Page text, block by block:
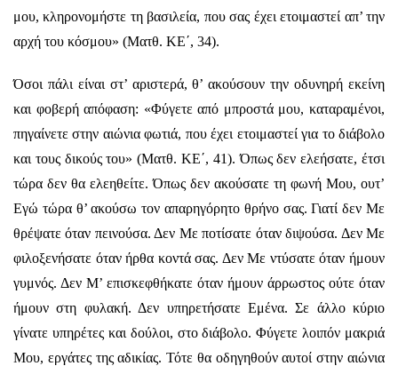
μου, κληρονομήστε τη βασιλεία, που σας έχει ετοιμαστεί απ’ την
αρχή του κόσμου» (Ματθ. ΚΕ΄, 34).
Όσοι πάλι είναι στ’ αριστερά, θ’ ακούσουν την οδυνηρή εκείνη
και φοβερή απόφαση: «Φύγετε από μπροστά μου, καταραμένοι,
πηγαίνετε στην αιώνια φωτιά, που έχει ετοιμαστεί για το διάβολο
και τους δικούς του» (Ματθ. ΚΕ΄, 41). Όπως δεν ελεήσατε, έτσι
τώρα δεν θα ελεηθείτε. Όπως δεν ακούσατε τη φωνή Μου, ουτ’
Εγώ τώρα θ’ ακούσω τον απαρηγόρητο θρήνο σας. Γιατί δεν Με
θρέψατε όταν πεινούσα. Δεν Με ποτίσατε όταν διψούσα. Δεν Με
φιλοξενήσατε όταν ήρθα κοντά σας. Δεν Με ντύσατε όταν ήμουν
γυμνός. Δεν Μ’ επισκεφθήκατε όταν ήμουν άρρωστος ούτε όταν
ήμουν στη φυλακή. Δεν υπηρετήσατε Εμένα. Σε άλλο κύριο
γίνατε υπηρέτες και δούλοι, στο διάβολο. Φύγετε λοιπόν μακριά
Μου, εργάτες της αδικίας. Τότε θα οδηγηθούν αυτοί στην αιώνια